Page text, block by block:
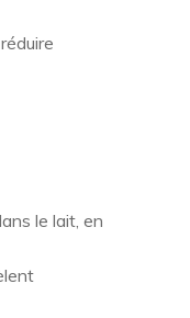
le lait, en